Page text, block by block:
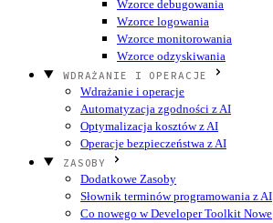
Wzorce debugowania
Wzorce logowania
Wzorce monitorowania
Wzorce odzyskiwania
WDRAŻANIE I OPERACJE
Wdrażanie i operacje
Automatyzacja zgodności z AI
Optymalizacja kosztów z AI
Operacje bezpieczeństwa z AI
ZASOBY
Dodatkowe Zasoby
Słownik terminów programowania z AI
Co nowego w Developer Toolkit Nowe